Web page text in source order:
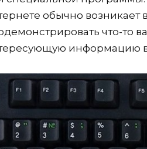
обычно возникает
что-то
информацию в